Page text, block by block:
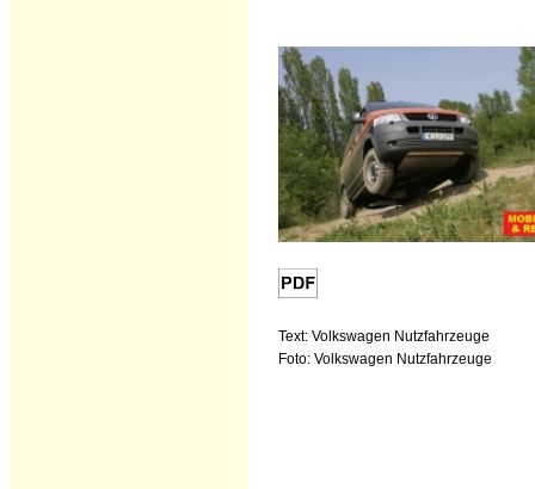
Text: Volkswagen Nutzfahrzeuge
Foto: Volkswagen Nutzfahrzeuge